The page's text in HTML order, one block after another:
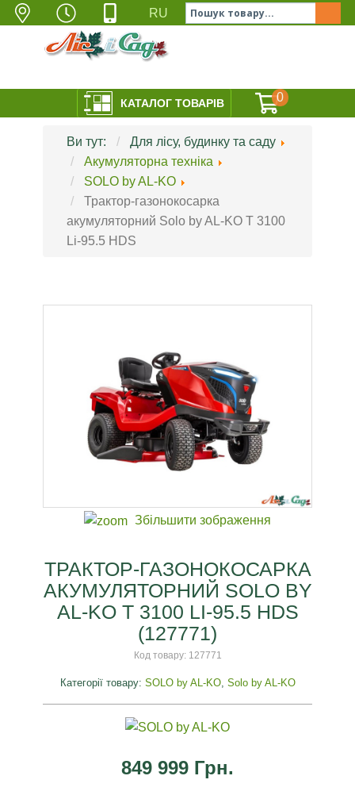
УКРАЇНА, ОДЕСА,
вул. ЛЕВІТАНА 141
Пн-Пт 9:00-18:00;
Сб 10:00-17:00;
Нд - Вихідний
097-525-05-35
063-660-30-11
048-772-88-77
RU
КАТАЛОГ ТОВАРІВ 0
Ви тут:
Для лісу, будинку та саду
Акумуляторна техніка
SOLO by AL-KO
Трактор-газонокосарка
акумуляторний Solo by AL-KO T 3100
Li-95.5 HDS
Збільшити зображення
ТРАКТОР-ГАЗОНОКОСАРКА
АКУМУЛЯТОРНИЙ SOLO BY
AL-KO T 3100 LI-95.5 HDS
(127771)
Код товару: 127771
Категорії товару: SOLO by AL-KO, Solo by AL-KO
849 999 Грн.